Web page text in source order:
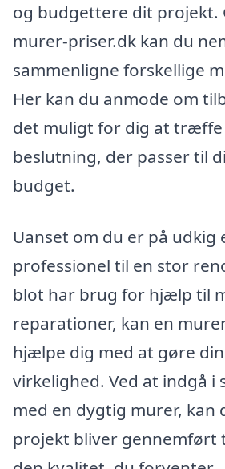
og budgettere dit projekt.
murer-priser.dk kan du
sammenligne forskellige
Her kan du anmode om
det muligt for dig at
beslutning, der passer til
budget.
Uanset om du er på udkig
professionel til en stor
blot har brug for hjælp til
reparationer, kan en
hjælpe dig med at gøre
virkelighed. Ved at indgå i
med en dygtig murer, kan
projekt bliver gennemført